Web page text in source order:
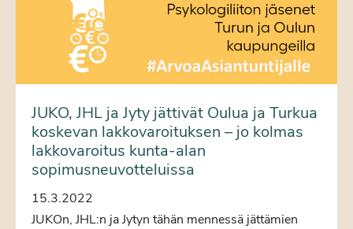
JUKO, JHL ja Jyty jättivät Oulua ja Turkua
koskevan lakkovaroituksen – jo kolmas
lakkovaroitus kunta-alan
sopimusneuvotteluissa
15.3.2022
JUKOn, JHL:n ja Jytyn tähän mennessä jättämien